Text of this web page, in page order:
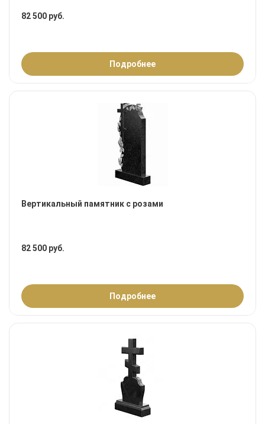
82 500 руб.
Подробнее
Вертикальный памятник с розами
82 500 руб.
Подробнее